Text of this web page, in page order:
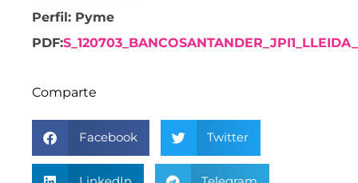
Perfil: Pyme
PDF:
Comparte
Facebook Twitter